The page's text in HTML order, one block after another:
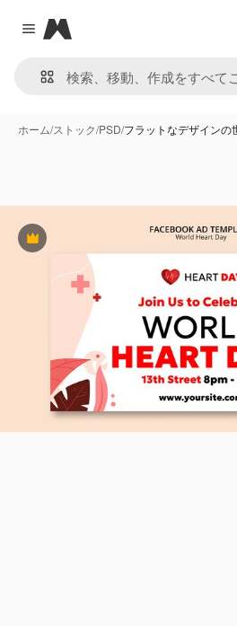
Close menu
Magnific
ホーム/ストック/PSD/フラットなデザイン
Premium